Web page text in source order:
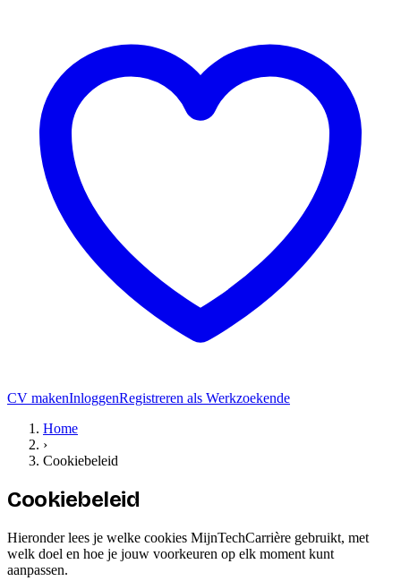
CV makenInloggenRegistreren als Werkzoekende
Home
›
Cookiebeleid
Cookiebeleid
Hieronder lees je welke cookies MijnTechCarrière gebruikt, met
welk doel en hoe je jouw voorkeuren op elk moment kunt
aanpassen.